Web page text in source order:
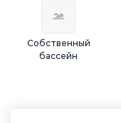
Собственный
бассейн